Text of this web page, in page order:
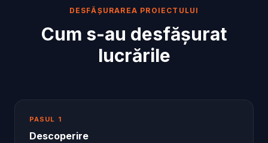
DESFĂȘURAREA PROIECTULUI
Cum s-au desfășurat
lucrările
PASUL 1
Descoperire